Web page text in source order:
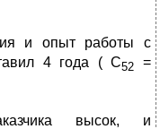
и опыт работы с
4 года ( С52 =
высок, и